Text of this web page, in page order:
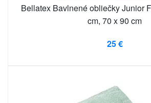
Bellatex Bavlnené obliečky Junior
cm, 70 x 90 cm
25 €